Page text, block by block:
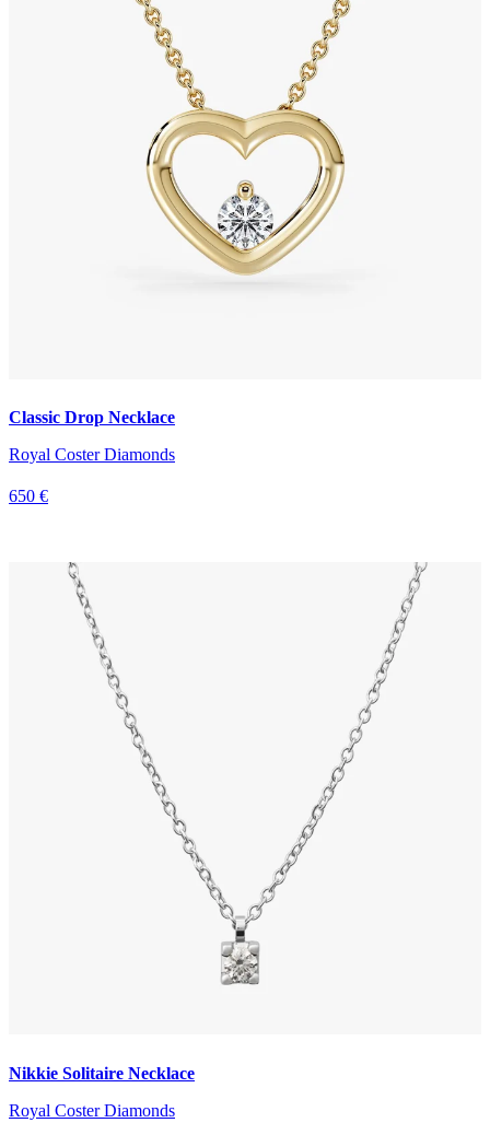
Classic Drop Necklace
Royal Coster Diamonds
650 €
Nikkie Solitaire Necklace
Royal Coster Diamonds